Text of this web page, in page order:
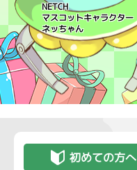
NETCH
マスコットキャラクター
ネッちゃん
初めての方へ